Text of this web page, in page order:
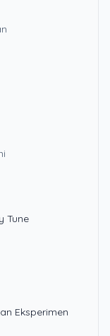
Tune
Eksperimen